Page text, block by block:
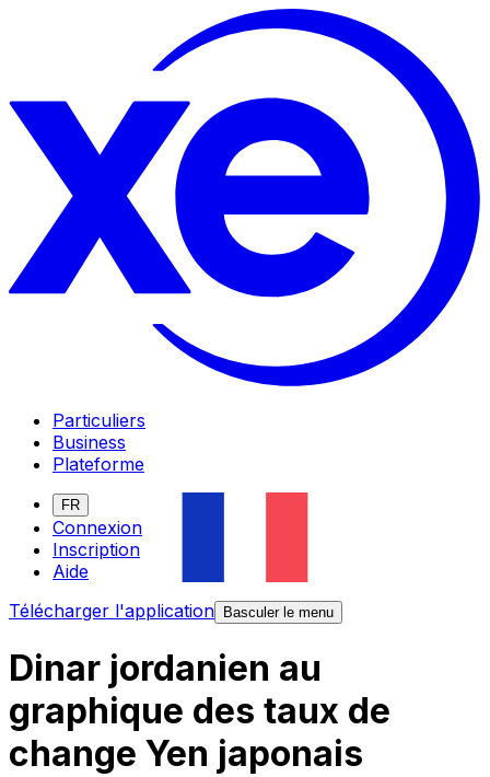
Particuliers
Business
Plateforme
FR
Connexion
Inscription
Aide
Télécharger l'application
Basculer le menu
Dinar jordanien au
graphique des taux de
change Yen japonais